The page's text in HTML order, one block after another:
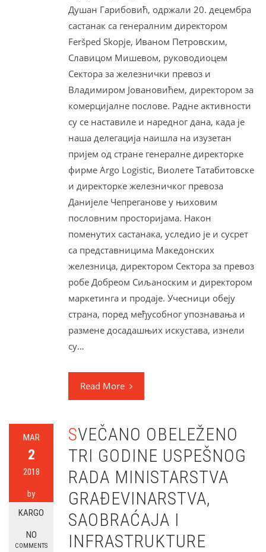
Душан Гарибовић, одржали 20. децембра
састанак са генералним директором
Feršped Skopje, Иваном Петровским,
Славицом Мишевом, руководиоцем
Сектора за железнички превоз и
Владимиром Јовановићем, директором за
комерцијалне послове. Радне активности
су се наставиле и наредног дана, када је
наша делегација наишла на изузетан
пријем од стране генералне директорке
фирме Argo Logistic, Виолете Татабитовске
и директорке железничког превоза
Данијеле Чепреганове у њиховим
пословним просторијама. Након
поменутих састанака, уследио је и сусрет
са представницима Македонских
железница, директором Сектора за превоз
робе Добреом Сиљаноским и директором
маркетинга и продаје. Учесници обеју
страна, поред међусобног упознавања и
размене досадашњих искустава, изнели
су…
Read More
MAR
2
2018
by
KARGO
NO
COMMENTS
SVEČANO OBELEŽENO
TRI GODINE USPEŠNOG
RADA MINISTARSTVA
GRAĐEVINARSTVA,
SAOBRAĆAJA I
INFRASTRUKTURE